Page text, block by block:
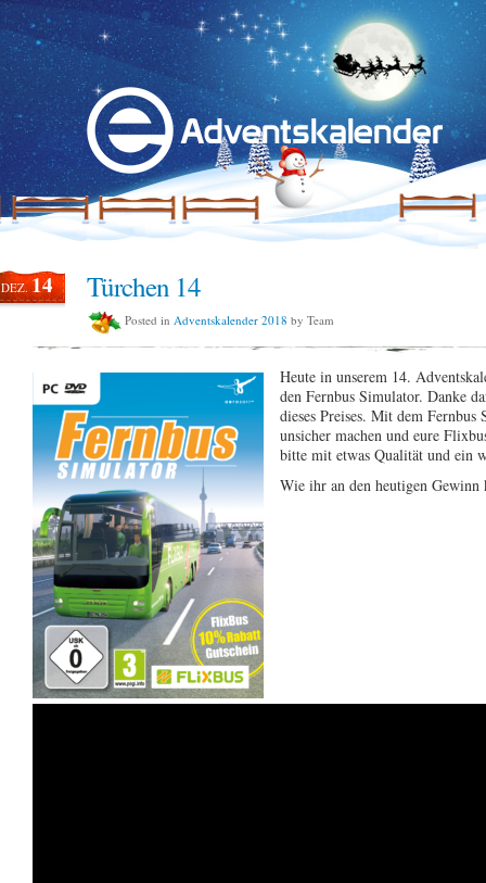
DEZ.14 Türchen 14
Posted in Adventskalender 2018 by Team
Heute in unserem 14.
den Fernbus Simulator. Danke
dieses Preises. Mit dem
unsicher machen und eure
bitte mit etwas Qualität und ein
Wie ihr an den heutigen